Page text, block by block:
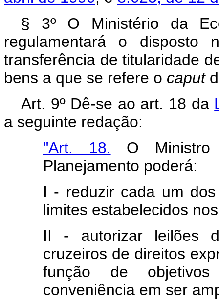
§ 3º O Ministério da
regulamentará o disposto
transferência de titularidade
bens a que se refere o caput
Art. 9º Dê-se ao art. 18 da
a seguinte redação:
"Art. 18. O Ministro
Planejamento poderá:
I - reduzir cada um
limites estabelecidos
II - autorizar leilões
cruzeiros de direitos
função de
conveniência em ser